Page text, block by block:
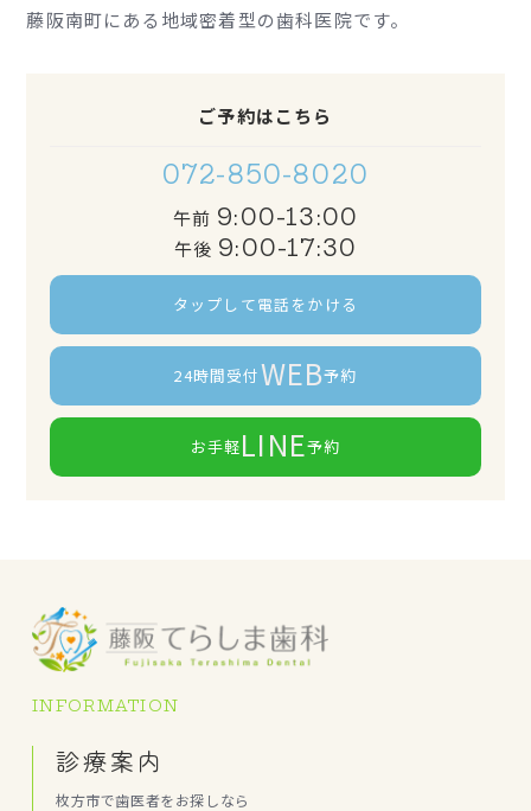
藤阪南町にある地域密着型の歯科医院です。
ご予約はこちら
072-850-8020
午前 9:00-13:00
午後 9:00-17:30
タップして電話をかける
24時間受付WEB予約
お手軽LINE予約
INFORMATION
診療案内
枚方市で歯医者をお探しなら